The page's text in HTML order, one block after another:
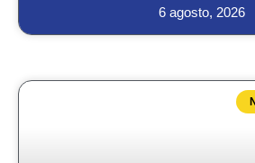
6 agosto, 2026